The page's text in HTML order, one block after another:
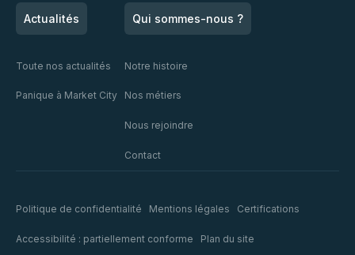
Actualités
Toute nos actualités
Panique à Market City
Qui sommes-nous ?
Notre histoire
Nos métiers
Nous rejoindre
Contact
Politique de confidentialité Mentions légales Certifications
Accessibilité : partiellement conforme Plan du site